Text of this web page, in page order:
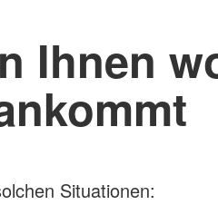
Ihnen
Situationen: